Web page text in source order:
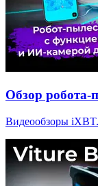
Обзор робота-
Видеообзоры